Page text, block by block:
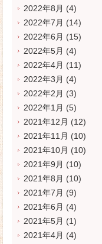
2022年8月 (4)
2022年7月 (14)
2022年6月 (15)
2022年5月 (4)
2022年4月 (11)
2022年3月 (4)
2022年2月 (3)
2022年1月 (5)
2021年12月 (12)
2021年11月 (10)
2021年10月 (10)
2021年9月 (10)
2021年8月 (10)
2021年7月 (9)
2021年6月 (4)
2021年5月 (1)
2021年4月 (4)